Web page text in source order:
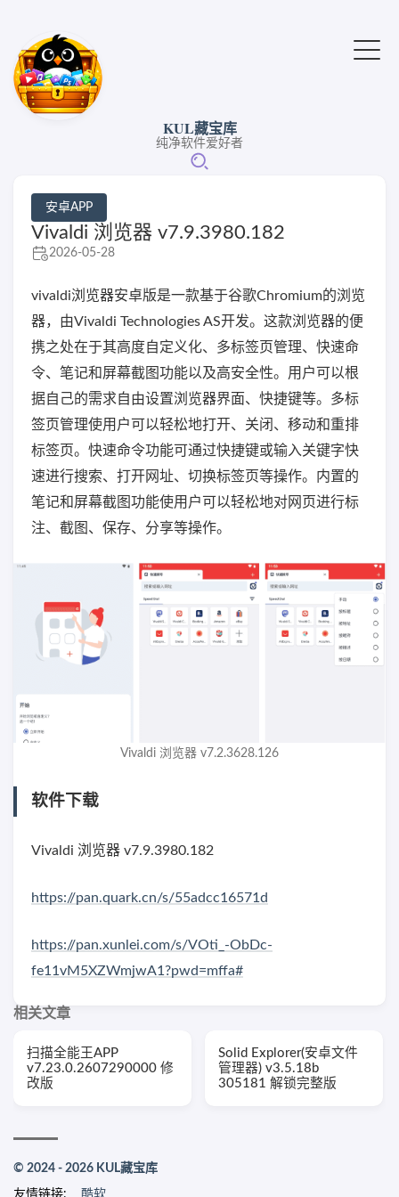
KUL藏宝库
纯净软件爱好者
安卓APP
Vivaldi 浏览器 v7.9.3980.182
2026-05-28
vivaldi浏览器安卓版是一款基于谷歌Chromium的浏览
器，由Vivaldi Technologies AS开发。这款浏览器的便
携之处在于其高度自定义化、多标签页管理、快速命
令、笔记和屏幕截图功能以及高安全性。用户可以根
据自己的需求自由设置浏览器界面、快捷键等。多标
签页管理使用户可以轻松地打开、关闭、移动和重排
标签页。快速命令功能可通过快捷键或输入关键字快
速进行搜索、打开网址、切换标签页等操作。内置的
笔记和屏幕截图功能使用户可以轻松地对网页进行标
注、截图、保存、分享等操作。
Vivaldi 浏览器 v7.2.3628.126
软件下载
Vivaldi 浏览器 v7.9.3980.182
https://pan.quark.cn/s/55adcc16571d
https://pan.xunlei.com/s/VOti_-ObDc-
fe11vM5XZWmjwA1?pwd=mffa#
相关文章
扫描全能王APP
v7.23.0.2607290000 修
改版
Solid Explorer(安卓文件
管理器) v3.5.18b
305181 解锁完整版
© 2024 - 2026 KUL藏宝库
友情链接: 酷软